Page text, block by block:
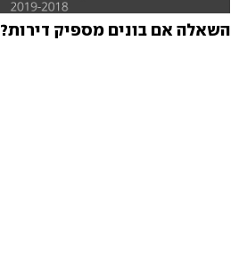
השאלה אם בונים מספיק דירות?